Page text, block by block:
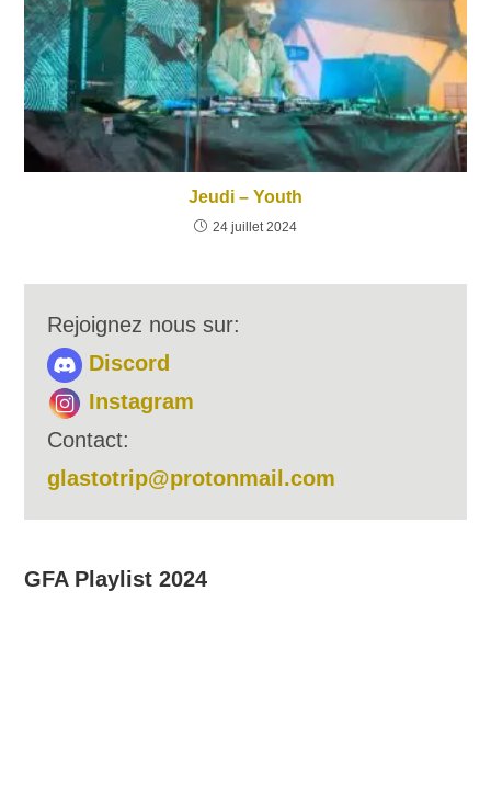
Jeudi – Youth
24 juillet 2024
Rejoignez nous sur:
Discord
Instagram
Contact:
glastotrip@protonmail.com
GFA Playlist 2024